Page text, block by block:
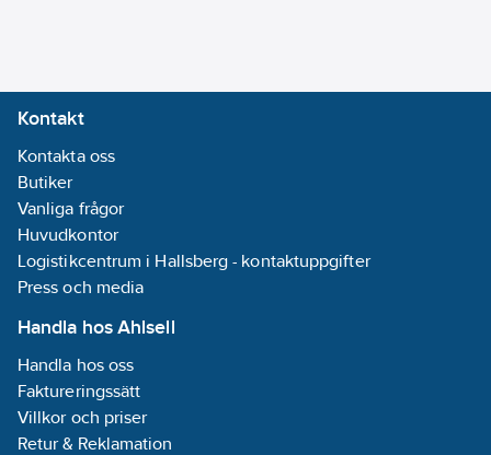
Kontakt
Kontakta oss
Butiker
Vanliga frågor
Huvudkontor
Logistikcentrum i Hallsberg - kontaktuppgifter
Press och media
Handla hos Ahlsell
Handla hos oss
Faktureringssätt
Villkor och priser
Retur & Reklamation